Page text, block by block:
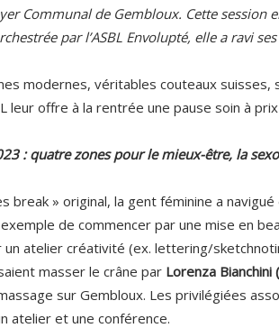
Communal de Gembloux. Cette session
par l’ASBL Envolupté, elle a ravi
modernes, véritables couteaux suisses,
leur offre à la rentrée une pause soin à
: quatre zones pour le mieux-être, la
break » original, la gent féminine a
de commencer par une mise en
un atelier créativité (ex. lettering/
masser le crâne par Lorenza
sur Gembloux. Les privilégiées
atelier et une conférence.